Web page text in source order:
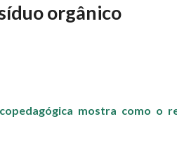
orgânico
mostra como o